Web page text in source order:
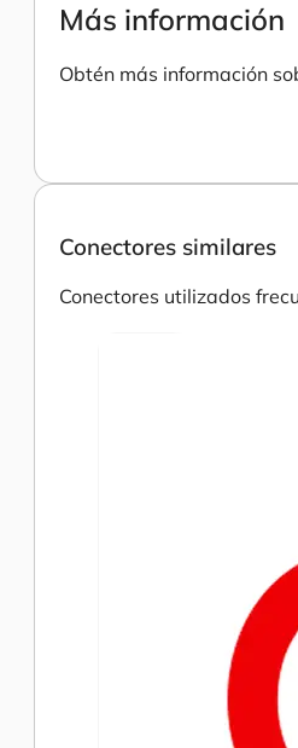
Más información
Obtén más información
Conectores similares
Conectores utilizados